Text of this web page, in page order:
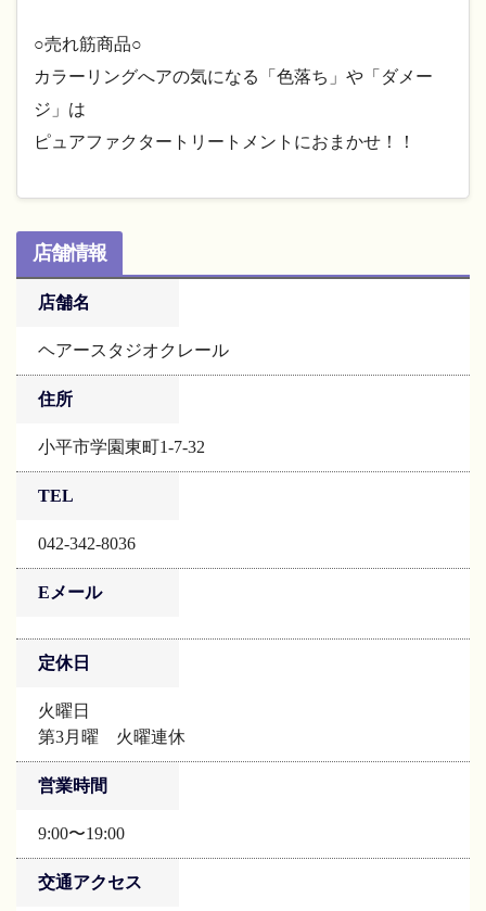
○売れ筋商品○
カラーリングへアの気になる「色落ち」や「ダメー
ジ」は
ピュアファクタートリートメントにおまかせ！！
店舗情報
店舗名
ヘアースタジオクレール
住所
小平市学園東町1-7-32
TEL
042-342-8036
Eメール
定休日
火曜日
第3月曜 火曜連休
営業時間
9:00〜19:00
交通アクセス